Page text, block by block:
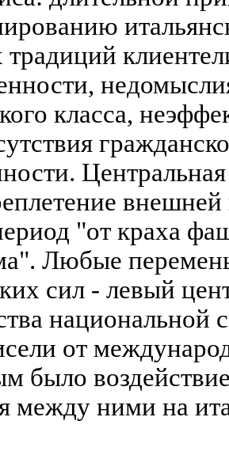
класса,
"от краха
Любые
сил - левый
национальной
от
было
между ними на